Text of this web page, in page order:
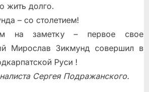
жить долго.
– со столетием!
на заметку – первое свое
Мирослав Зикмунд совершил в
Руси !
Сергея Подражанского.